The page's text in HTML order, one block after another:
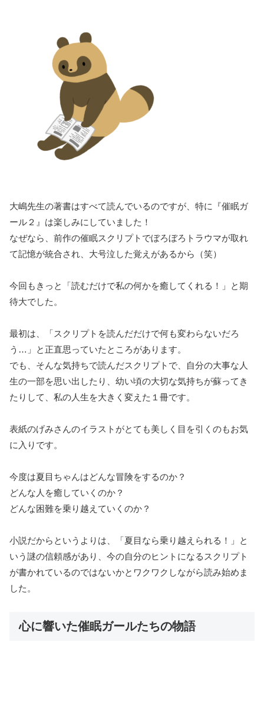
大嶋先生の著書はすべて読んでいるのですが、特に『催眠ガ
ール２』は楽しみにしていました！
なぜなら、前作の催眠スクリプトでぼろぼろトラウマが取れ
て記憶が統合され、大号泣した覚えがあるから（笑）
今回もきっと「読むだけで私の何かを癒してくれる！」と期
待大でした。
最初は、「スクリプトを読んだだけで何も変わらないだろ
う…」と正直思っていたところがあります。
でも、そんな気持ちで読んだスクリプトで、自分の大事な人
生の一部を思い出したり、幼い頃の大切な気持ちが蘇ってき
たりして、私の人生を大きく変えた１冊です。
表紙のげみさんのイラストがとても美しく目を引くのもお気
に入りです。
今度は夏目ちゃんはどんな冒険をするのか？
どんな人を癒していくのか？
どんな困難を乗り越えていくのか？
小説だからというよりは、「夏目なら乗り越えられる！」と
いう謎の信頼感があり、今の自分のヒントになるスクリプト
が書かれているのではないかとワクワクしながら読み始めま
した。
心に響いた催眠ガールたちの物語